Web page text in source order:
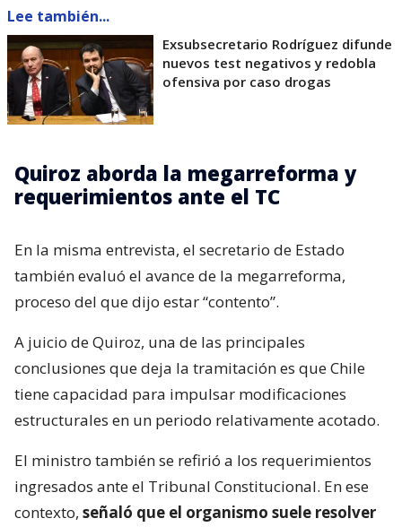
Lee también...
Exsubsecretario Rodríguez difunde
nuevos test negativos y redobla
ofensiva por caso drogas
Quiroz aborda la megarreforma y
requerimientos ante el TC
En la misma entrevista, el secretario de Estado
también evaluó el avance de la megarreforma,
proceso del que dijo estar “contento”.
A juicio de Quiroz, una de las principales
conclusiones que deja la tramitación es que Chile
tiene capacidad para impulsar modificaciones
estructurales en un periodo relativamente acotado.
El ministro también se refirió a los requerimientos
ingresados ante el Tribunal Constitucional. En ese
contexto, señaló que el organismo suele resolver